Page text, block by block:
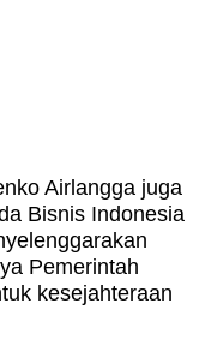
Airlangga juga
Bisnis Indonesia
Pemerintah
kesejahteraan